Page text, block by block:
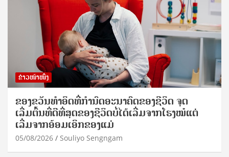
ຂ່າວໜ້າໜຶ່ງ
ຂອງຂວັນທໍາອິດທີ່ກໍານົດອະນາຄົດຂອງຊີວິດ ຈຸດ
ເລີ່ມຕົ້ນທີ່ດີທີ່ສຸດຂອງຊີວິດບໍ່ໄດ້ເລີ່ມຈາກໂຮງໝໍແຕ່
ເລີ່ມຈາກອ້ອມເອິກຂອງແມ່
05/08/2026 Souliyo Sengngam